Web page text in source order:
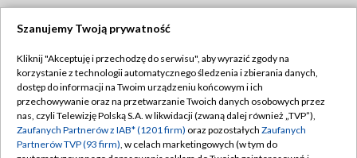
TVP
Abonament TVP
Emisja w TVP
Centrum informacji TVP
Regulamin TVP
Polityka prywatności
Szanujemy Twoją prywatność
Kliknij "Akceptuję i przechodzę do serwisu", aby wyrazić zgody na
korzystanie z technologii automatycznego śledzenia i zbierania danych,
dostęp do informacji na Twoim urządzeniu końcowym i ich
przechowywanie oraz na przetwarzanie Twoich danych osobowych przez
nas, czyli Telewizję Polską S.A. w likwidacji (zwaną dalej również „TVP”),
Zaufanych Partnerów z IAB* (1201 firm) oraz pozostałych Zaufanych
Partnerów TVP (93 firm), w celach marketingowych (w tym do